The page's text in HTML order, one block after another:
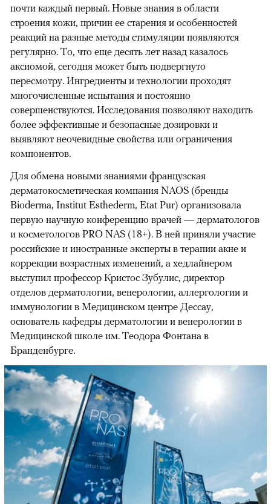
почти каждый первый. Новые знания в области
строения кожи, причин ее старения и особенностей
реакций на разные методы стимуляции появляются
регулярно. То, что еще десять лет назад казалось
аксиомой, сегодня может быть подвергнуто
пересмотру. Ингредиенты и технологии проходят
многочисленные испытания и постоянно
совершенствуются. Исследования позволяют находить
более эффективные и безопасные дозировки и
выявляют неочевидные свойства или ограничения
компонентов.
Для обмена новыми знаниями французская
дерматокосметическая компания NAOS (бренды
Bioderma, Institut Esthederm, Etat Pur) организовала
первую научную конференцию врачей — дерматологов
и косметологов PRO NAS (18+). В ней приняли участие
российские и иностранные эксперты в терапии акне и
коррекции возрастных изменений, а хедлайнером
выступил профессор Кристос Зубулис, директор
отделов дерматологии, венерологии, аллергологии и
иммунологии в Медицинском центре Дессау,
основатель кафедры дерматологии и венерологии в
Медицинской школе им. Теодора Фонтана в
Бранденбурге.